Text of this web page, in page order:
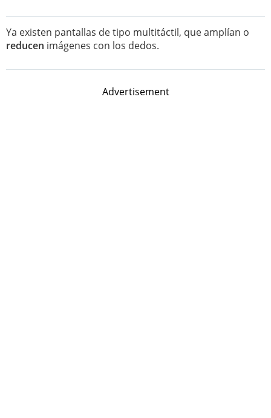
Ya existen pantallas de tipo multitáctil, que amplían o
reducen imágenes con los dedos.
Advertisement